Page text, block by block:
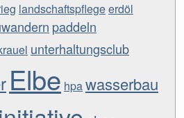
landschaftspflegeerdöl
paddeln
unterhaltungsclub
Elbe hpawasserbau